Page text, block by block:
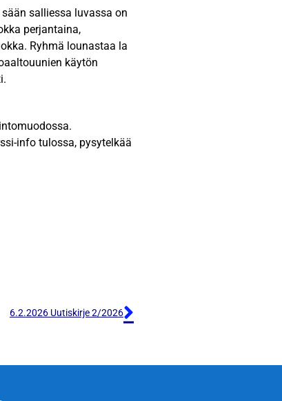
salliessa luvassa on
perjantaina,
Ryhmä lounastaa la
käytön
info tulossa, pysytelkää
6.2.2026 Uutiskirje 2/2026